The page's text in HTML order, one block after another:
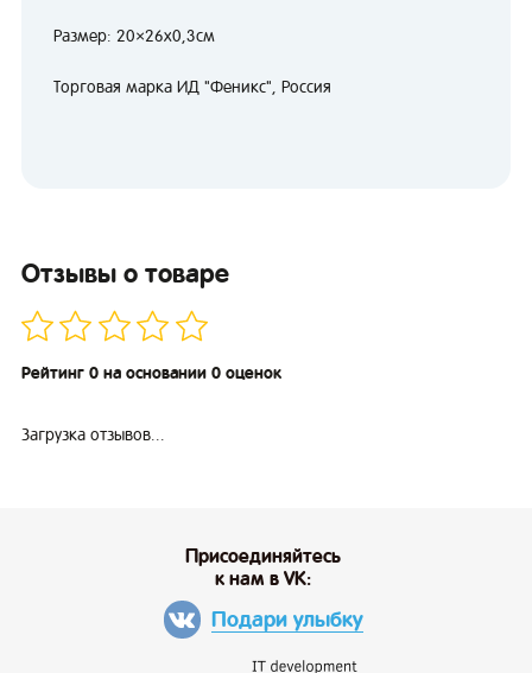
Размер: 20×26х0,3см
Торговая марка ИД "Феникс", Россия
Отзывы о товаре
Рейтинг 0 на основании 0 оценок
Загрузка отзывов...
Присоединяйтесь
к нам в VK:
Подари улыбку